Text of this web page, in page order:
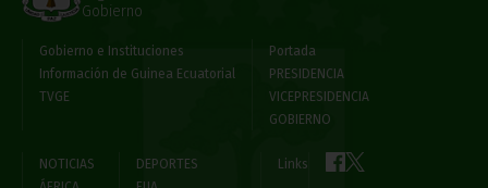
Gobierno
Gobierno e Instituciones
Información de Guinea Ecuatorial
TVGE
Portada
PRESIDENCIA
VICEPRESIDENCIA
GOBIERNO
NOTICIAS
DEPORTES
Links